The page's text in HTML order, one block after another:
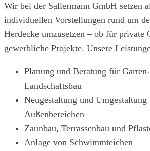
Wir bei der Sallermann GmbH setzen
individuellen Vorstellungen rund um
Herdecke umzusetzen – ob für private
gewerbliche Projekte. Unsere
Planung und Beratung für
Landschaftsbau
Neugestaltung und
Außenbereichen
Zaunbau, Terrassenbau und
Anlage von Schwimmteichen